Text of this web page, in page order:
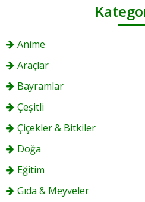
Anime
Araçlar
Bayramlar
Çeşitli
Çiçekler & Bitkiler
Doğa
Eğitim
Gıda & Meyveler